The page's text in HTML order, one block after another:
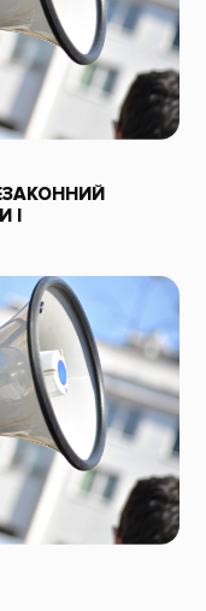
І